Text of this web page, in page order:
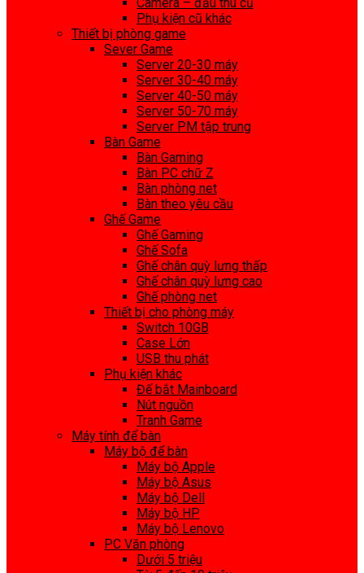
Phụ kiện cũ khác
Thiết bị phòng game
Sever Game
Server 20-30 máy
Server 30-40 máy
Server 40-50 máy
Server 50-70 máy
Server PM tập trung
Bàn Game
Bàn Gaming
Bàn PC chữ Z
Bàn phòng net
Bàn theo yêu cầu
Ghế Game
Ghế Gaming
Ghế Sofa
Ghế chân quỳ lưng thấp
Ghế chân quỳ lưng cao
Ghế phòng net
Thiết bị cho phòng máy
Switch 10GB
Case Lớn
USB thu phát
Phụ kiện khác
Đế bắt Mainboard
Nút nguồn
Tranh Game
Máy tính để bàn
Máy bộ để bàn
Máy bộ Apple
Máy bộ Asus
Máy bộ Dell
Máy bộ HP
Máy bộ Lenovo
PC Văn phòng
Dưới 5 triệu